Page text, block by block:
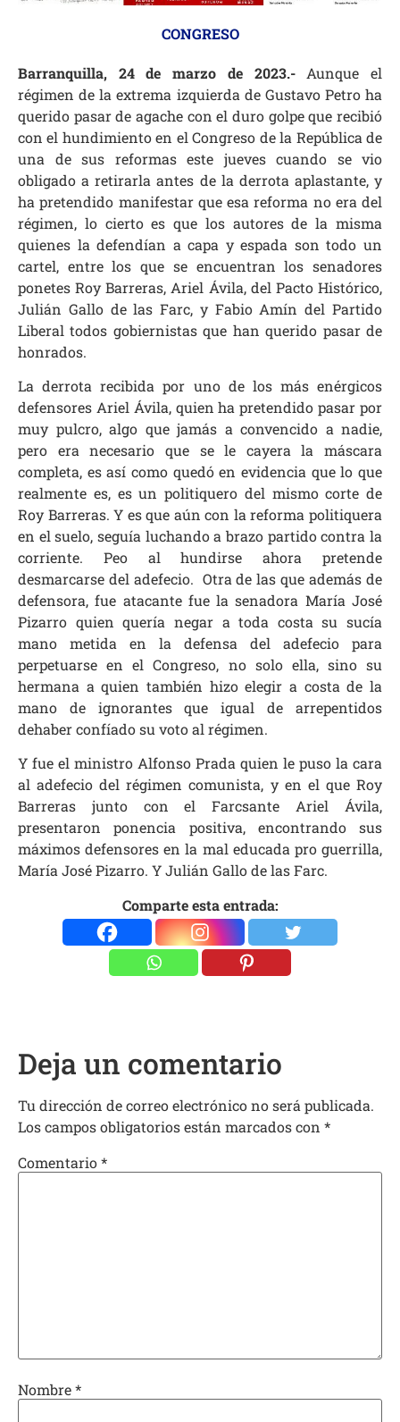
CONGRESO
Barranquilla, 24 de marzo de 2023.-Aunque el
régimen de la extrema izquierda de Gustavo Petro ha
querido pasar de agache con el duro golpe que recibió
con el hundimiento en el Congreso de la República de
una de sus reformas este jueves cuando se vio
obligado a retirarla antes de la derrota aplastante, y
ha pretendido manifestar que esa reforma no era del
régimen, lo cierto es que los autores de la misma
quienes la defendían a capa y espada son todo un
cartel, entre los que se encuentran los senadores
ponetes Roy Barreras, Ariel Ávila, del Pacto Histórico,
Julián Gallo de las Farc, y Fabio Amín del Partido
Liberal todos gobiernistas que han querido pasar de
honrados.
La derrota recibida por uno de los más enérgicos
defensores Ariel Ávila, quien ha pretendido pasar por
muy pulcro, algo que jamás a convencido a nadie,
pero era necesario que se le cayera la máscara
completa, es así como quedó en evidencia que lo que
realmente es, es un politiquero del mismo corte de
Roy Barreras. Y es que aún con la reforma politiquera
en el suelo, seguía luchando a brazo partido contra la
corriente. Peo al hundirse ahora pretende
desmarcarse del adefecio. Otra de las que además de
defensora, fue atacante fue la senadora María José
Pizarro quien quería negar a toda costa su sucía
mano metida en la defensa del adefecio para
perpetuarse en el Congreso, no solo ella, sino su
hermana a quien también hizo elegir a costa de la
mano de ignorantes que igual de arrepentidos
dehaber confíado su voto al régimen.
Y fue el ministro Alfonso Prada quien le puso la cara
al adefecio del régimen comunista, y en el que Roy
Barreras junto con el Farcsante Ariel Ávila,
presentaron ponencia positiva, encontrando sus
máximos defensores en la mal educada pro guerrilla,
María José Pizarro. Y Julián Gallo de las Farc.
Comparte esta entrada:
Deja un comentario
Tu dirección de correo electrónico no será publicada.
Los campos obligatorios están marcados con *
Comentario*
Nombre*